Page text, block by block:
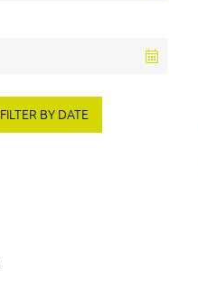
FILTER BY DATE